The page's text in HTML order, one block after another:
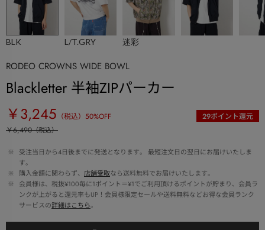
BLK L/T.GRY 迷彩
RODEO CROWNS WIDE BOWL
Blackletter 半袖ZIPパーカー
￥3,245 （税込） 50%OFF 29ポイント還元
￥6,490（税込）
※
受注当日から4日後までに発送となります。 最短注文日の翌日にお届けいたしま
す。
※
購入金額に関わらず、 店舗受取なら送料無料でお届けいたします。
※
会員様は、税抜¥100毎に1ポイント＝¥1でご利用頂けるポイントが貯まり、会員ラ
ンクが上がると還元率もUP！会員様限定セールや送料無料などお得な会員ランク
サービスの詳細はこちら。